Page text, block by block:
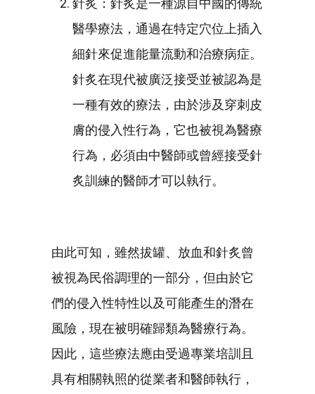
醫學療法，通過在特定穴位上插入
細針來促進能量流動和治療病症。
針炙在現代被廣泛接受並被認為是
一種有效的療法，由於涉及穿刺皮
膚的侵入性行為，它也被視為醫療
行為，必須由中醫師或曾經接受針
炙訓練的醫師才可以執行。
由此可知，雖然拔罐、放血和針炙曾
被視為民俗調理的一部分，但由於它
們的侵入性特性以及可能產生的潛在
風險，現在被明確歸類為醫療行為。
因此，這些療法應由受過專業培訓且
具有相關執照的從業者和醫師執行，